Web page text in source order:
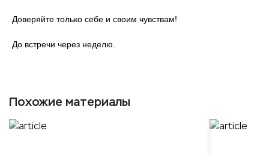
Доверяйте только себе и своим чувствам!
До встречи через неделю.
Похожие материалы